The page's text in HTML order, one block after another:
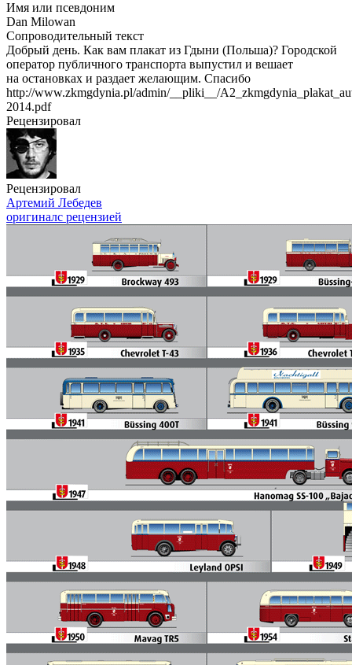
Имя или псевдоним
Dan Milowan
Сопроводительный текст
Добрый день. Как вам плакат из Гдыни (Польша)? Городской
оператор публичного транспорта выпустил и вешает
на остановках и раздает желающим. Спасибо
http://www.zkmgdynia.pl/admin/__pliki__/
2014.pdf
Рецензировал
Рецензировал
Артемий Лебедев
оригиналс рецензией